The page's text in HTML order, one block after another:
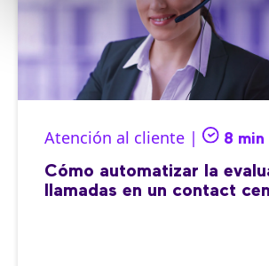
Atención al cliente | 8 min
Cómo automatizar la
llamadas en un contact